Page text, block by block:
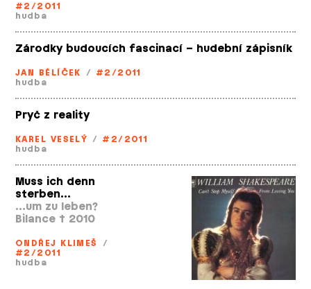
#2/2011
hudba
Zárodky budoucích fascinací – hudební zápisník
JAN BĚLÍČEK / #2/2011
hudba
Pryč z reality
KAREL VESELÝ / #2/2011
hudba
Muss ich denn
sterben…
…um zu leben?
Bilance † 2010
ONDŘEJ KLIMEŠ
/
#2/2011
hudba